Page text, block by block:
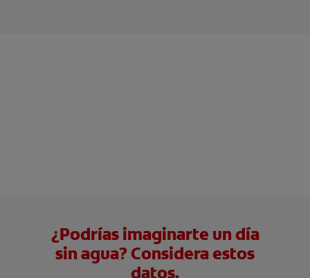
¿Podrías imaginarte un día
sin agua? Considera estos
datos.